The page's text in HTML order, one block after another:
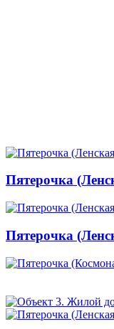
Пятерочка
Пятерочка